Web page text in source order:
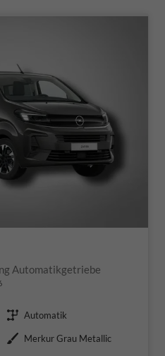
Automatikgetriebe
Getriebe Automatik
Außenfarbe Merkur Grau Metallic